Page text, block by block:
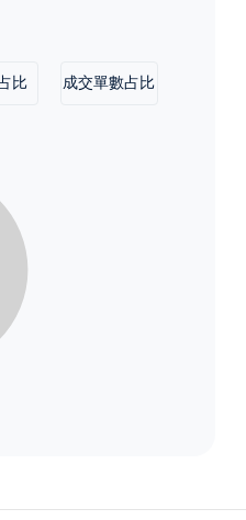
比 成交單數占比